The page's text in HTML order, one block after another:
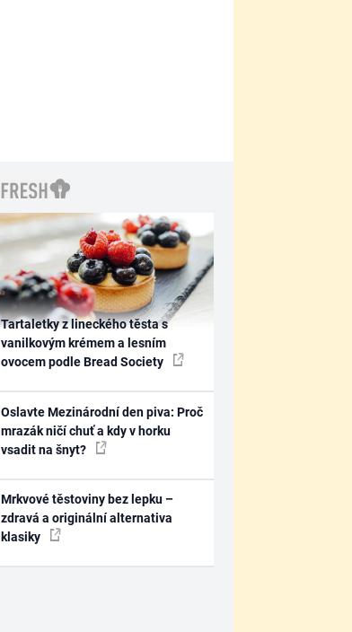
Tartaletky z lineckého těsta s
vanilkovým krémem a lesním
ovocem podle Bread Society
Oslavte Mezinárodní den piva: Proč
mrazák ničí chuť a kdy v horku
vsadit na šnyt?
Mrkvové těstoviny bez lepku –
zdravá a originální alternativa
klasiky